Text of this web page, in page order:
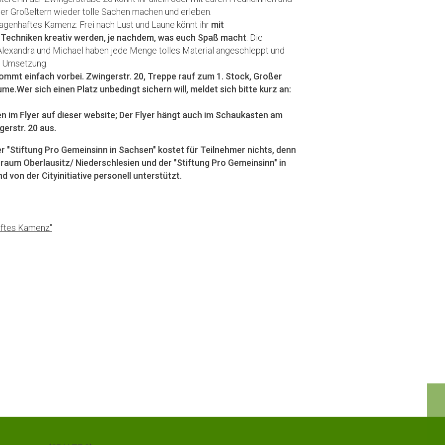
Großeltern wieder tolle Sachen machen und erleben.
Kamenz: Frei nach Lust und Laune könnt ihr mit
kreativ werden, je nachdem, was euch Spaß macht . Die
und Michael haben jede Menge tolles Material angeschleppt und
einfach vorbei. Zwingerstr. 20, Treppe rauf zum 1. Stock, Großer
Wer sich einen Platz unbedingt sichern will, meldet sich bitte kurz an:
im Flyer auf dieser website; Der Flyer hängt auch im Schaukasten am
20 aus.
"Stiftung Pro Gemeinsinn in Sachsen" kostet für Teilnehmer nichts, denn
Oberlausitz/ Niederschlesien und der "Stiftung Pro Gemeinsinn" in
von der Cityinitiative personell unterstützt.
Kamenz"